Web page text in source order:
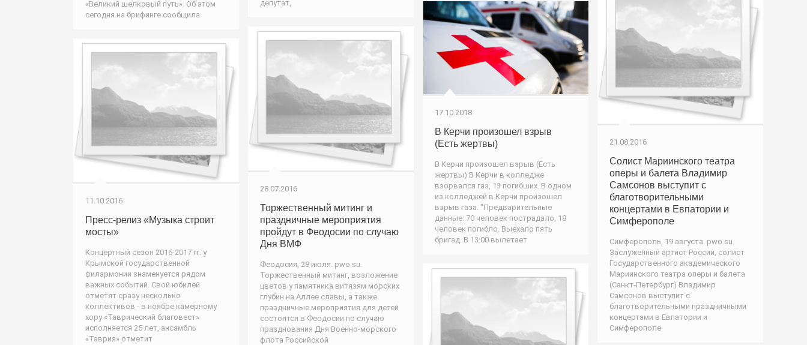
депутат,
«Великий шелковый путь». Об этом
сегодня на брифинге сообщила
21.08.2016
Солист Мариинского театра
оперы и балета Владимир
Самсонов выступит с
благотворительными
концертами в Евпатории и
Симферополе
Симферополь, 19 августа. pwo.su.
Заслуженный артист России, солист
Государственного академического
Мариинского театра оперы и балета
(Санкт-Петербург) Владимир
Самсонов выступит с
благотворительными праздничными
концертами в Евпатории и
Симферополе
17.10.2018
В Керчи произошел взрыв
(Есть жертвы)
В Керчи произошел взрыв (Есть
жертвы) В Керчи в колледже
взорвался газ, 13 погибших. В одном
из колледжей в Керчи произошел
взрыв газа. "Предварительные
данные: 70 человек пострадало, 18
человек погибло. Выехало пять
бригад. В 13:00 вылетает
28.07.2016
Торжественный митинг и
праздничные мероприятия
пройдут в Феодосии по случаю
Дня ВМФ
Феодосия, 28 июля. pwo.su.
Торжественный митинг, возложение
цветов у памятника витязям морских
глубин на Аллее славы, а также
праздничные мероприятия для детей
состоятся в Феодосии по случаю
празднования Дня Военно-морского
флота Российской
11.10.2016
Пресс-релиз «Музыка строит
мосты»
Концертный сезон 2016-2017 гг. у
Крымской государственной
филармонии знаменуется рядом
важных событий. Свой юбилей
отметят сразу несколько
коллективов - в ноябре камерному
хору «Таврический благовест»
исполняется 25 лет, ансамбль
«Таврия» отметит